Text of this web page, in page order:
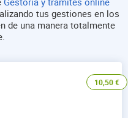
tus gestiones en los
de una manera totalmente
10,50€